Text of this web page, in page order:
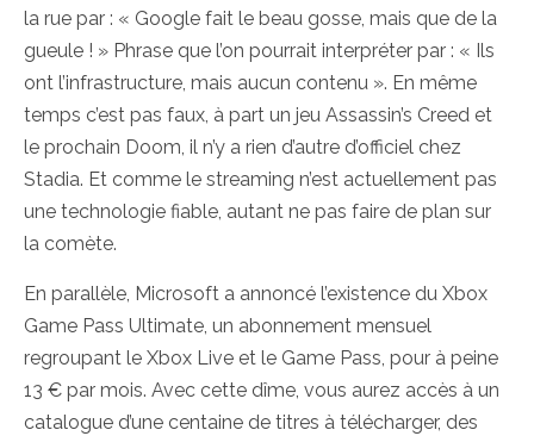
la rue par : « Google fait le beau gosse, mais que de la
gueule ! » Phrase que l’on pourrait interpréter par : « Ils
ont l’infrastructure, mais aucun contenu ». En même
temps c’est pas faux, à part un jeu Assassin’s Creed et
le prochain Doom, il n’y a rien d’autre d’officiel chez
Stadia. Et comme le streaming n’est actuellement pas
une technologie fiable, autant ne pas faire de plan sur
la comète.
En parallèle, Microsoft a annoncé l’existence du Xbox
Game Pass Ultimate, un abonnement mensuel
regroupant le Xbox Live et le Game Pass, pour à peine
13 € par mois. Avec cette dîme, vous aurez accès à un
catalogue d’une centaine de titres à télécharger, des